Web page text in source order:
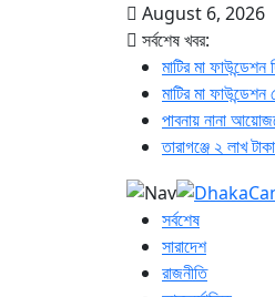
August 6, 2026
সর্বশেষ খবর:
মাটির মা
মাটির মা
পাবনায় নানা
তারাগঞ্জে ২ লাখ
সর্বশেষ
সারাদেশ
রাজনীতি